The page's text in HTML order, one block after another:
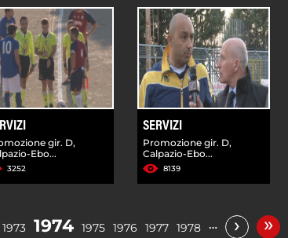
gir. D,
Ebo...
3252
SERVIZI
Promozione gir. D,
Calpazio-Ebo...
8139
1973 1974 1975 1976 1977 1978 … › »